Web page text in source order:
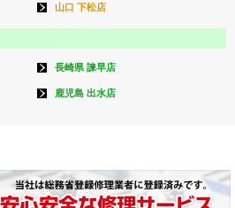
山口 下松店
長崎県 諫早店
鹿児島 出水店